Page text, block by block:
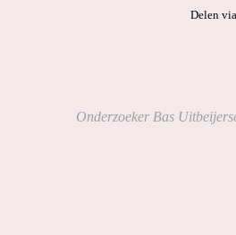
Onderzoeker Bas